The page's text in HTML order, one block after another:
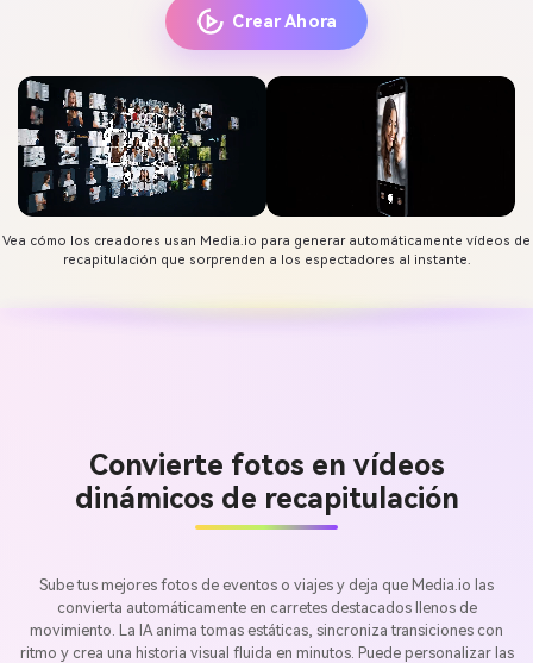
Crear Ahora
Vea cómo los creadores usan Media.io para generar automáticamente vídeos de
recapitulación que sorprenden a los espectadores al instante.
Convierte fotos en vídeos
dinámicos de recapitulación
Sube tus mejores fotos de eventos o viajes y deja que Media.io las
convierta automáticamente en carretes destacados llenos de
movimiento. La IA anima tomas estáticas, sincroniza transiciones con
ritmo y crea una historia visual fluida en minutos. Puede personalizar las